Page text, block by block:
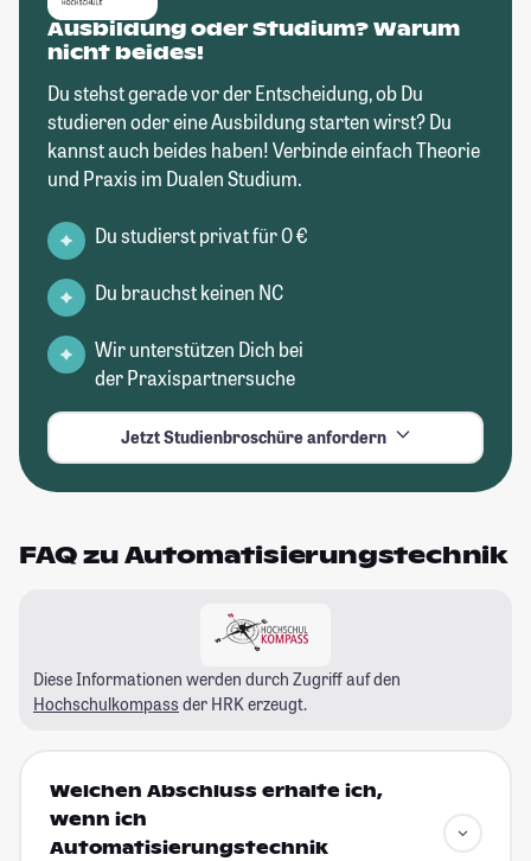
Ausbildung oder Studium? Warum
nicht beides!
Du stehst gerade vor der Entscheidung, ob Du
studieren oder eine Ausbildung starten wirst? Du
kannst auch beides haben! Verbinde einfach Theorie
und Praxis im Dualen Studium.
Du studierst privat für 0 €
Du brauchst keinen NC
Wir unterstützen Dich bei
der Praxispartnersuche
Jetzt Studienbroschüre anfordern
FAQ zu Automatisierungstechnik
Diese Informationen werden durch Zugriff auf den
Hochschulkompass der HRK erzeugt.
Welchen Abschluss erhalte ich,
wenn ich
Automatisierungstechnik